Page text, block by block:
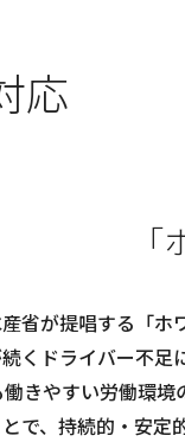
応
省が提唱する「ホ
くドライバー不
きやすい労働環境
で、持続的・安